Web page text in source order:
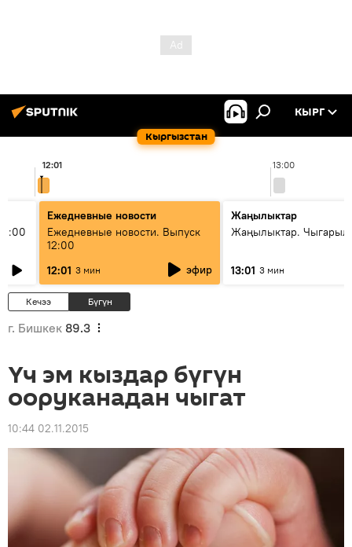
Кыргызстан
КЫРГ
13:00
12:01
Ежедневные новости
Ежедневные новости. Выпуск
12:00
12:01 3 мин эфир
Жаңылыктар
Жаңылыктар.
13:01 3 мин
Кечээ Бүгүн
г. Бишкек 89.3
Үч эм кыздар бүгүн
ооруканадан чыгат
10:44 02.11.2015